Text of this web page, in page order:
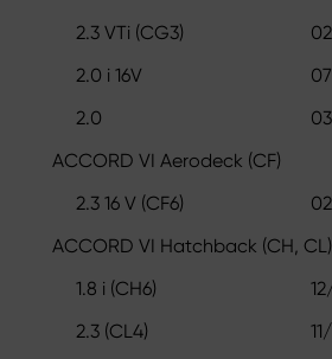
2.3 VTi (CG3)
2.0 i 16V
2.0
ACCORD VI Aerodeck (CF)
2.3 16 V (CF6)
ACCORD VI Hatchback (CH, CL)
1.8 i (CH6)
2.3 (CL4)